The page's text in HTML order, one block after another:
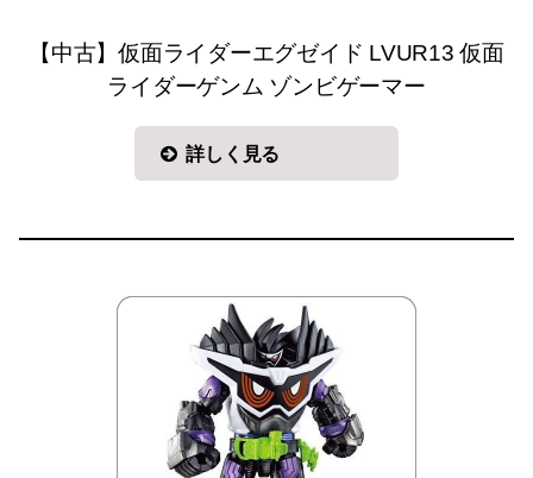
【中古】仮面ライダーエグゼイド LVUR13 仮面
ライダーゲンム ゾンビゲーマー
詳しく見る